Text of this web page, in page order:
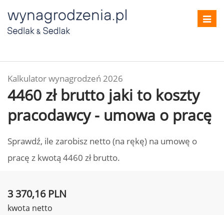
Kalkulator wynagrodzeń 2026
4460 zł brutto jaki to koszty
pracodawcy - umowa o pracę
Sprawdź, ile zarobisz netto (na rękę) na umowę o
pracę z kwotą 4460 zł brutto.
3 370,16 PLN
kwota netto